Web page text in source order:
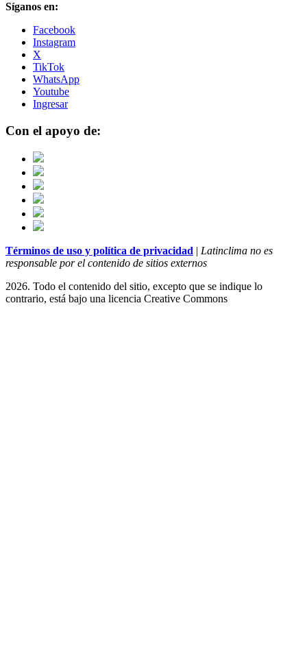
Síganos en:
Facebook
Instagram
X
TikTok
WhatsApp
Youtube
Ingresar
Con el apoyo de:
Términos de uso y política de privacidad | Latinclima no es
responsable por el contenido de sitios externos
2026. Todo el contenido del sitio, excepto que se indique lo
contrario, está bajo una licencia Creative Commons